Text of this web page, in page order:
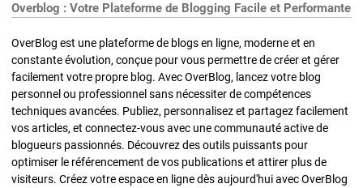
Overblog : Votre Plateforme de Blogging Facile et Performante
OverBlog est une plateforme de blogs en ligne, moderne et en
constante évolution, conçue pour vous permettre de créer et gérer
facilement votre propre blog. Avec OverBlog, lancez votre blog
personnel ou professionnel sans nécessiter de compétences
techniques avancées. Publiez, personnalisez et partagez facilement
vos articles, et connectez-vous avec une communauté active de
blogueurs passionnés. Découvrez des outils puissants pour
optimiser le référencement de vos publications et attirer plus de
visiteurs. Créez votre espace en ligne dès aujourd'hui avec OverBlog